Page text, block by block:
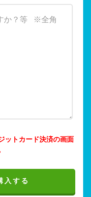
ットカード決済の画面
入する